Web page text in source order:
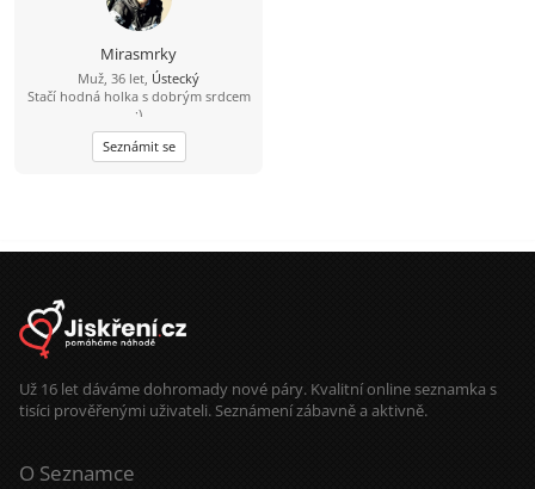
Mirasmrky
Muž, 36 let, Ústecký
Stačí hodná holka s dobrým srdcem
:)
Seznámit se
Už 16 let dáváme dohromady nové páry. Kvalitní online seznamka s
tisíci prověřenými uživateli. Seznámení zábavně a aktivně.
O Seznamce